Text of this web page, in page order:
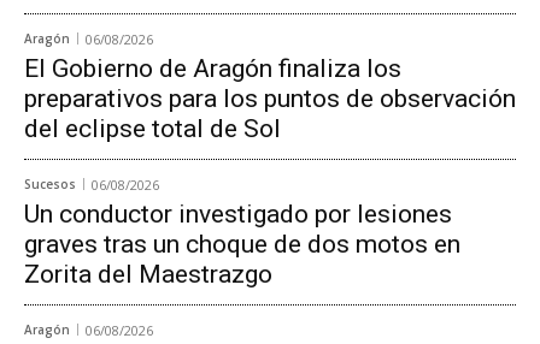
Aragón 06/08/2026
El Gobierno de Aragón finaliza los
preparativos para los puntos de observación
del eclipse total de Sol
Sucesos 06/08/2026
Un conductor investigado por lesiones
graves tras un choque de dos motos en
Zorita del Maestrazgo
Aragón 06/08/2026